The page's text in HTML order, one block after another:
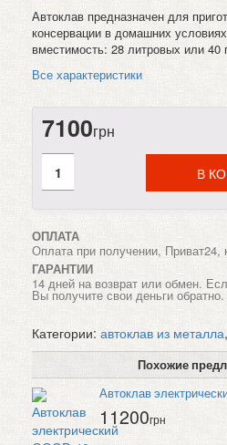
Автоклав предназначен для
консервации в домашних
вместимость: 28 литровых или 40
Все характеристики
7100грн
В
ОПЛАТА
Оплата при получении, Приват24,
ГАРАНТИИ
14 дней на возврат или обмен.
Вы получите свои деньги обратно.
Категории: автоклав из металла,
Похожие
Автоклав
11200грн